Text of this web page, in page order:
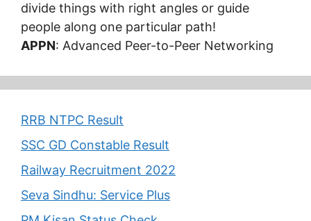
divide things with right angles or guide
people along one particular path!
APPN: Advanced Peer-to-Peer Networking
RRB NTPC Result
SSC GD Constable Result
Railway Recruitment 2022
Seva Sindhu: Service Plus